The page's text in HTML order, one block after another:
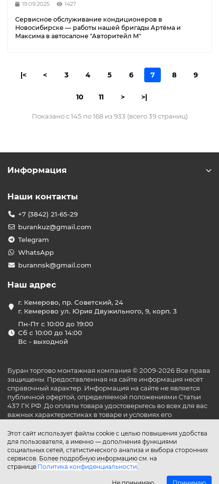
19.09.2025 1427
Сервисное обслуживание кондиционеров в
Новосибирске — работы нашей бригады Артёма и
Максима в автосалоне "Авторитейл М"
|< < 3 4 5 6 7 8 9
10 11 > >|
Показано с 145 по 168 из 933 (всего 39 страниц)
Этот сайт использует файлы cookie с целью повышения удобства
для пользователя, а именно — дополнения функциями
социальных сетей, статистического анализа и выбора сторонних
сервисов. Более подробную информацию см. на
странице Политика конфиденциальности.
Информация
Наши контакты
+7 (3842) 21-65-29
burankuz@gmail.com
Telegram
WhatsApp
burannsk@gmail.com
Наш адрес
г. Кемерово, пр. Советский, 24
г. Кемерово ул. Юрия Двужильного, 9, корп. 3
Пн-Пт с 10:00 до 19:00
Сб с 10:00 до 14:00
Вс - выходной
Буран торгово монтажная компания © 2009-2026 Все права
защищены. Предоставленная на сайте информация несёт
справочный характер. Информация на сайте не является
публичной офертой, определяемой положениями Статьи
437 ГК РФ. До оплаты товара удостоверьтесь во всех для вас
важных характеристиках в товаре и условиях его